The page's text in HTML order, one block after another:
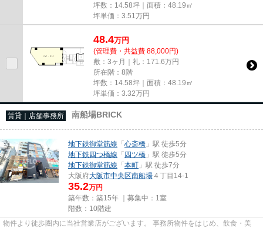
坪数：14.58坪｜面積：48.19㎡
坪単価： 3.51 万円
48.4万円
(管理費・共益費 88,000円)
敷：3ヶ月｜礼：171.6万円
所在階：8階
坪数：14.58坪｜面積：48.19㎡
坪単価： 3.32万円
賃貸｜店舗事務所 南船場BRICK
地下鉄御堂筋線 「心斎橋 」駅 徒歩5分
地下鉄四つ橋線 「四ツ橋 」駅 徒歩5分
地下鉄御堂筋線 「本町 」駅 徒歩7分
大阪府大阪市中央区南船場 ４丁目14-1
35.2万円
築年数：築15年 ｜募集中： 1室
階数：10階建
物件より徒歩圏内に当社営業店がございます。 事務所物件をはじめ、飲食・美